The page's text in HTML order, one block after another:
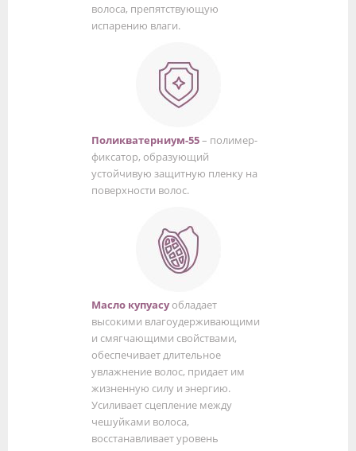
волоса, препятствующую
испарению влаги.
Поликватерниум-55– полимер-
фиксатор, образующий
устойчивую защитную пленку на
поверхности волос.
Масло купуасуобладает
высокими влагоудерживающими
и смягчающими свойствами,
обеспечивает длительное
увлажнение волос, придает им
жизненную силу и энергию.
Усиливает сцепление между
чешуйками волоса,
восстанавливает уровень